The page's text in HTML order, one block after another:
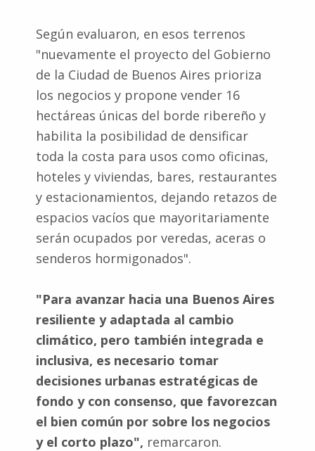
Según evaluaron, en esos terrenos
"nuevamente el proyecto del Gobierno
de la Ciudad de Buenos Aires prioriza
los negocios y propone vender 16
hectáreas únicas del borde ribereño y
habilita la posibilidad de densificar
toda la costa para usos como oficinas,
hoteles y viviendas, bares, restaurantes
y estacionamientos, dejando retazos de
espacios vacíos que mayoritariamente
serán ocupados por veredas, aceras o
senderos hormigonados".
"Para avanzar hacia una Buenos Aires
resiliente y adaptada al cambio
climático, pero también integrada e
inclusiva, es necesario tomar
decisiones urbanas estratégicas de
fondo y con consenso, que favorezcan
el bien común por sobre los negocios
y el corto plazo", remarcaron.